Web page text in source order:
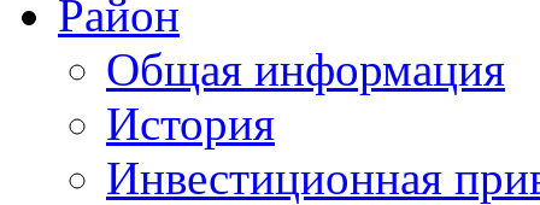
Район
Общая информация
История
Инвестиционная